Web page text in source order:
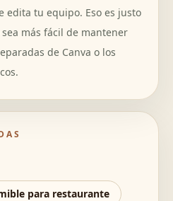
edita tu equipo. Eso es justo
más fácil de mantener
de Canva o los
para restaurante